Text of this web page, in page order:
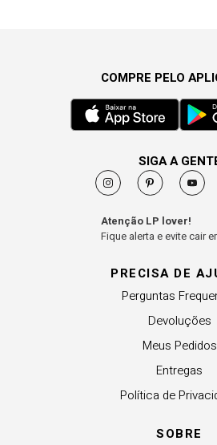
PRECISA DE
Perguntas
Devoluções
Meus Pedidos
Entregas
Política de
SOBRE
COMPRE PELO
SIGA A
Atenção LP lover!
Fique alerta e evite cair